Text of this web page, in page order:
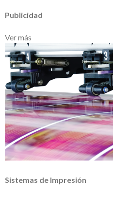
Publicidad
Ver más
Sistemas de Impresión